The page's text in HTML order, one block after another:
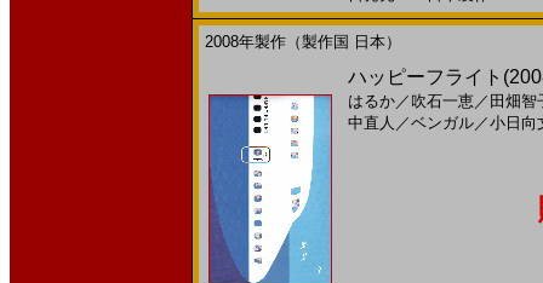
2008年製作（製作国 日本）
ハッピーフライト
はるか／ 吹石一恵／ 田畑智
中直人 ／ベンガル／小日向